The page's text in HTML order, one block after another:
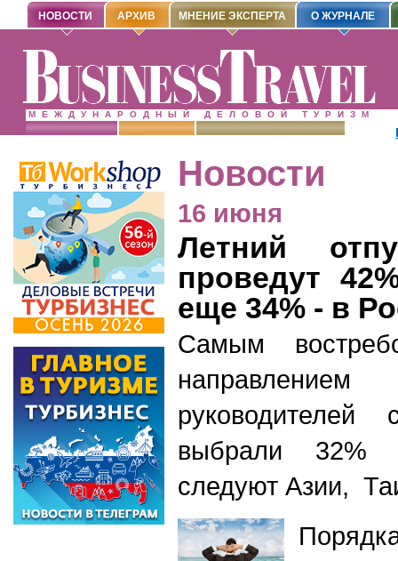
МЕЖДУНАРОДНЫЙ ДЕЛОВОЙ ТУРИЗМ
НОВОСТИ АРХИВ МНЕНИЕ ЭКСПЕРТА О ЖУРНАЛЕ
Новости
16 июня
Летний
проведут
еще 34% - в
Самым
выбрали 32%
следуют Азии,